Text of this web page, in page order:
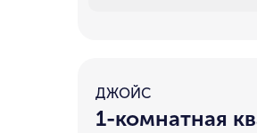
ДЖОЙС
1-комнатная